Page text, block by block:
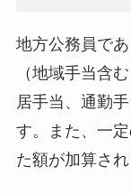
地方公務員で
（地域手当含
居手当、通勤
す。また、一
た額が加算さ